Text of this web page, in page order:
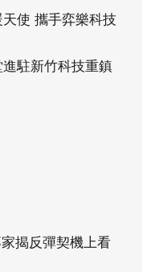
使 攜手弈樂科技
駐新竹科技重鎮
揭反彈契機上看